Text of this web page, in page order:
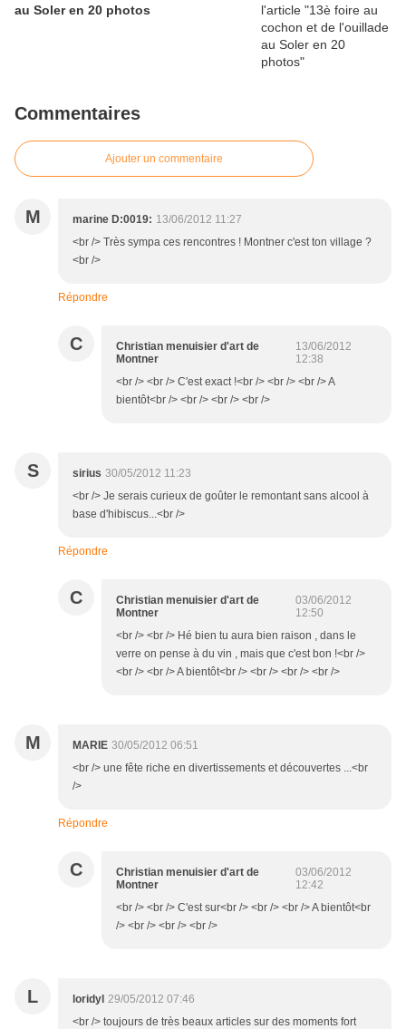
au Soler en 20 photos
Commentaires
Ajouter un commentaire
M marine D:0019: 13/06/2012 11:27
<br /> Très sympa ces rencontres ! Montner c'est ton village ?
<br />
Répondre
C
Christian menuisier d'art de
Montner
13/06/2012
12:38
<br /> <br /> C'est exact !<br /> <br /> <br /> A
bientôt<br /> <br /> <br /> <br />
S sirius 30/05/2012 11:23
<br /> Je serais curieux de goûter le remontant sans alcool à
base d'hibiscus...<br />
Répondre
C
Christian menuisier d'art de
Montner
03/06/2012
12:50
<br /> <br /> Hé bien tu aura bien raison , dans le
verre on pense à du vin , mais que c'est bon !<br />
<br /> <br /> A bientôt<br /> <br /> <br /> <br />
M MARIE 30/05/2012 06:51
<br /> une fête riche en divertissements et découvertes ...<br
/>
Répondre
C
Christian menuisier d'art de
Montner
03/06/2012
12:42
<br /> <br /> C'est sur<br /> <br /> <br /> A bientôt<br
/> <br /> <br /> <br />
L loridyl 29/05/2012 07:46
<br /> toujours de très beaux articles sur des moments fort